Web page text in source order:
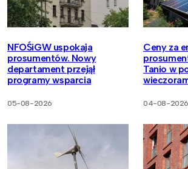
NFOŚiGW uspokaja
prosumentów. Nowy
departament przejął
programy wsparcia
05-08-2026
Ceny za
Tanio w
04-08-2026